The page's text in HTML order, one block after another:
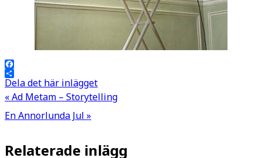
Facebook
Dela det här inlägget
Inläggsnavigering
« Ad Metam – Storytelling
En Annorlunda Jul »
Relaterade inlägg